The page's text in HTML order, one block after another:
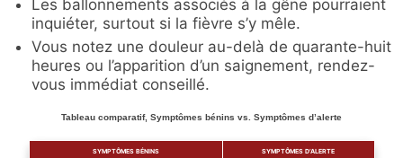
Les ballonnements associés à la gêne pourraient
inquiéter, surtout si la fièvre s’y mêle.
Vous notez une douleur au-delà de quarante-huit
heures ou l’apparition d’un saignement, rendez-
vous immédiat conseillé.
Tableau comparatif, Symptômes bénins vs. Symptômes d’alerte
SYMPTÔMES BÉNINS SYMPTÔMES D’ALERTE